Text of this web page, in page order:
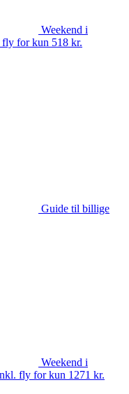
Weekend i
for kun 518 kr.
Guide til billige
Weekend i
fly for kun 1271 kr.